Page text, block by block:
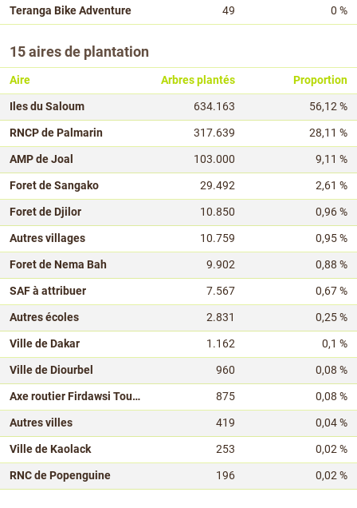
Teranga Bike Adventure
49 0 %
15 aires de plantation
Aire Arbres plantés
Proportion
Iles du Saloum
634.163
56,12 %
RNCP de Palmarin
317.639
28,11 %
AMP de Joal
103.000
9,11 %
Foret de Sangako
29.492
2,61 %
Foret de Djilor
10.850
0,96 %
Autres villages
10.759
0,95 %
Foret de Nema Bah
9.902
0,88 %
SAF à attribuer
7.567
0,67 %
Autres écoles
2.831
0,25 %
Ville de Dakar
1.162
0,1 %
Ville de Diourbel
960
0,08 %
Axe routier Firdawsi Toubacouta
875
0,08 %
Autres villes
419
0,04 %
Ville de Kaolack
253
0,02 %
RNC de Popenguine
196 0,02 %